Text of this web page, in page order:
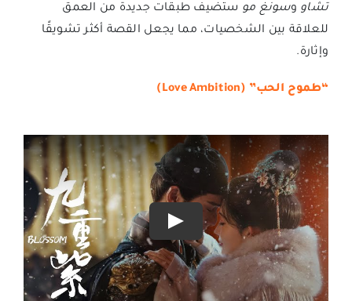
تشاو وسونغ مو ستضيف طبقات جديدة من العمق
للعلاقة بين الشخصيات، مما يجعل القصة أكثر تشويقًا
وإثارة.
“طموح الحب” (Love Ambition)